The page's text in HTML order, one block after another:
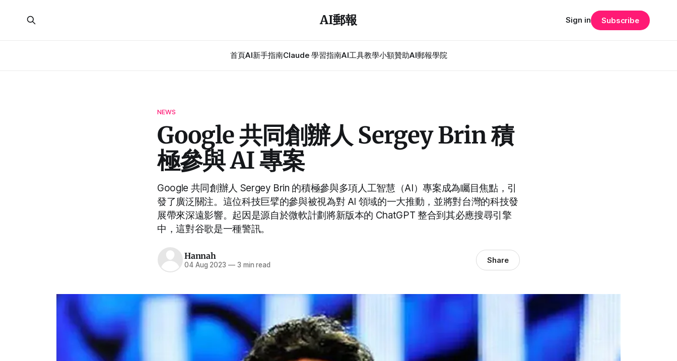
AI郵報
首頁AI新手指南Claude 學習指南AI工具教學小額贊助AI郵報學院
Sign in Subscribe
NEWS
Google 共同創辦人 Sergey Brin 積
極參與 AI 專案
Google 共同創辦人 Sergey Brin 的積極參與多項人工智慧（AI）專案成為矚目焦點，引
發了廣泛關注。這位科技巨擘的參與被視為對 AI 領域的一大推動，並將對台灣的科技發
展帶來深遠影響。起因是源自於微軟計劃將新版本的 ChatGPT 整合到其必應搜尋引擎
中，這對谷歌是一種警訊。
Hannah
04 Aug 2023 —3 min read Share